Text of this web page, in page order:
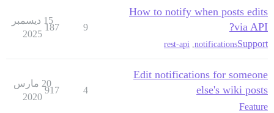
How to notify when posts edits
via API?
Support
notifications
rest-api
9
187
15 ديسمبر
2025
Edit notifications for someone
else's wiki posts
Feature
4
917
20 مارس
2020